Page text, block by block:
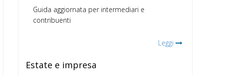
Guida aggiornata per intermediari e
contribuenti
Leggi
Estate e impresa